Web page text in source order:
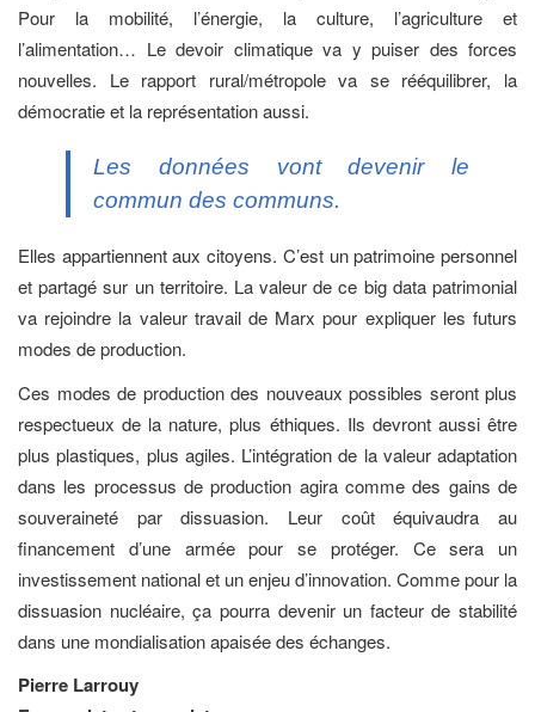
Pour la mobilité, l’énergie, la culture, l’agriculture et
l’alimentation… Le devoir climatique va y puiser des forces
nouvelles. Le rapport rural/métropole va se rééquilibrer, la
démocratie et la représentation aussi.
Les données vont devenir le
commun des communs.
Elles appartiennent aux citoyens. C’est un patrimoine personnel
et partagé sur un territoire. La valeur de ce big data patrimonial
va rejoindre la valeur travail de Marx pour expliquer les futurs
modes de production.
Ces modes de production des nouveaux possibles seront plus
respectueux de la nature, plus éthiques. Ils devront aussi être
plus plastiques, plus agiles. L’intégration de la valeur adaptation
dans les processus de production agira comme des gains de
souveraineté par dissuasion. Leur coût équivaudra au
financement d’une armée pour se protéger. Ce sera un
investissement national et un enjeu d’innovation. Comme pour la
dissuasion nucléaire, ça pourra devenir un facteur de stabilité
dans une mondialisation apaisée des échanges.
Pierre Larrouy